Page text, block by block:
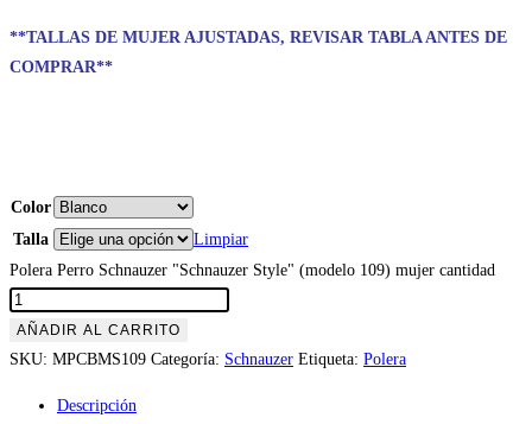
**TALLAS DE MUJER AJUSTADAS, REVISAR TABLA ANTES DE
COMPRAR**
Color
Talla
Limpiar
Polera Perro Schnauzer "Schnauzer Style" (modelo 109) mujer cantidad
AÑADIR AL CARRITO
SKU: MPCBMS109 Categoría: Schnauzer Etiqueta: Polera
Descripción